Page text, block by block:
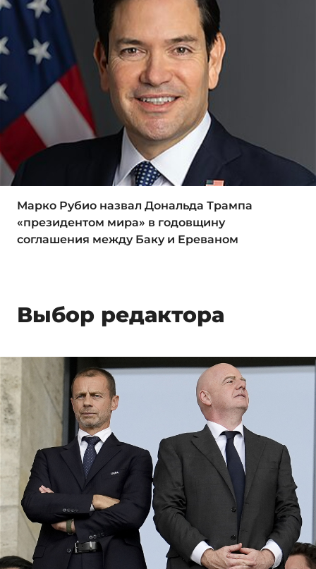
Марко Рубио назвал Дональда Трампа
«президентом мира» в годовщину
соглашения между Баку и Ереваном
Выбор редактора